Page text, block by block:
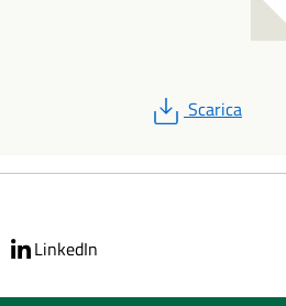
PDF
Scarica
LinkedIn